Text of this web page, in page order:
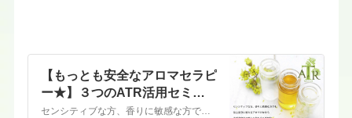
【もっとも安全なアロマセラピ
ー★】３つのATR活用セミナ
ー
センシティブな方、香りに敏感な方でも、安心安全に使えるアロマのかたち〜芳香蒸留水の魅力と作り方＆活用法日時：9/28 14時〜15時半（日本アロマ蒸留協会マスターPRO 羽柴講師） 参加費： 2,200円(税込）お申込み・入金確認後、説明会参加のＺＯＯＭをお知らせいたします。こちらは、ご参加いただいた方は アーカイブで7日間ご覧いただけます。※当日 お…